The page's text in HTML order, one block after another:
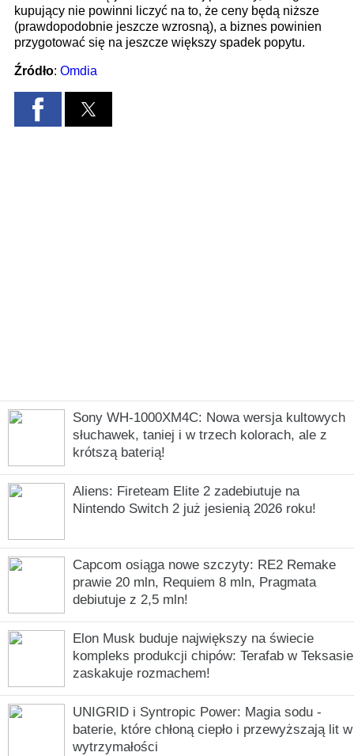
Sony WH-1000XM4C: Nowa wersja kultowych
słuchawek, taniej i w trzech kolorach, ale z
krótszą baterią!
Aliens: Fireteam Elite 2 zadebiutuje na
Nintendo Switch 2 już jesienią 2026 roku!
Capcom osiąga nowe szczyty: RE2 Remake
prawie 20 mln, Requiem 8 mln, Pragmata
debiutuje z 2,5 mln!
Elon Musk buduje największy na świecie
kompleks produkcji chipów: Terafab w Teksasie
zaskakuje rozmachem!
UNIGRID i Syntropic Power: Magia sodu -
baterie, które chłoną ciepło i przewyższają lit w
wytrzymałości